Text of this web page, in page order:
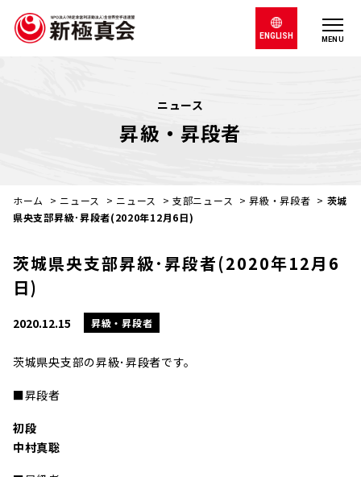
MENU
ENGLISH
ニュース
昇級・昇段者
ホーム > ニュース > ニュース >支部ニュース >昇級・昇段者 > 茨城
県央支部昇級･昇段者(2020年12月6日)
茨城県央支部昇級･昇段者(2020年12月6
日)
2020.12.15 昇級・昇段者
茨城県央支部の昇級･昇段者です。
■昇段者
初段
中村真聡